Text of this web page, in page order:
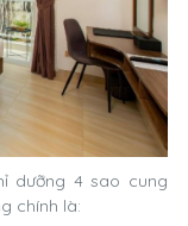
dưỡng 4 sao cung
chính là: